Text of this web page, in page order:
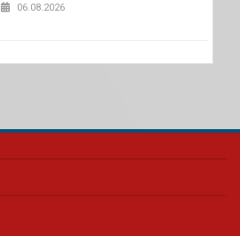
06.08.2026
realizará nova edição da Feira